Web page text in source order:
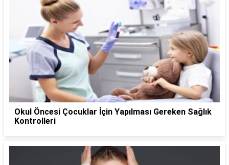
Okul Öncesi Çocuklar İçin Yapılması Gereken Sağlık
Kontrolleri